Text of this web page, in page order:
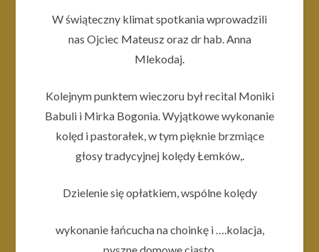
W świąteczny klimat spotkania wprowadzili
nas Ojciec Mateusz oraz dr hab. Anna
Mlekodaj.
Kolejnym punktem wieczoru był recital Moniki
Babuli i Mirka Bogonia. Wyjątkowe wykonanie
kolęd i pastorałek, w tym pięknie brzmiące
głosy tradycyjnej kolędy Łemków,.
Dzielenie się opłatkiem, wspólne kolędy
wykonanie łańcucha na choinkę i ….kolacja,